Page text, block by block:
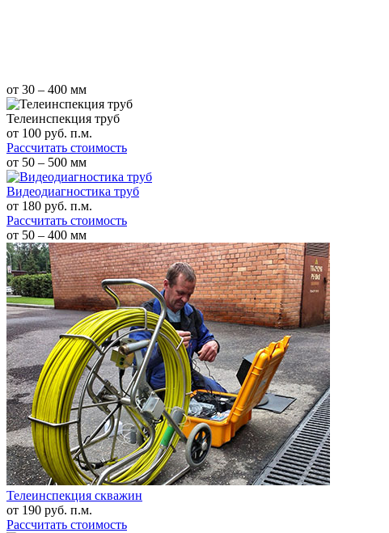
от 30 – 400 мм
Телеинспекция труб
от 100 руб. п.м.
Рассчитать стоимость
от 50 – 500 мм
Видеодиагностика труб
от 180 руб. п.м.
Рассчитать стоимость
от 50 – 400 мм
Телеинспекция скважин
от 190 руб. п.м.
Рассчитать стоимость